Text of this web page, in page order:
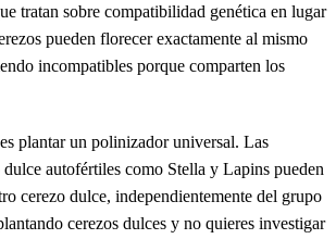
tratan sobre compatibilidad genética en lugar
pueden florecer exactamente al mismo
incompatibles porque comparten los
plantar un polinizador universal. Las
dulce autofértiles como Stella y Lapins pueden
cerezo dulce, independientemente del grupo
cerezos dulces y no quieres investigar